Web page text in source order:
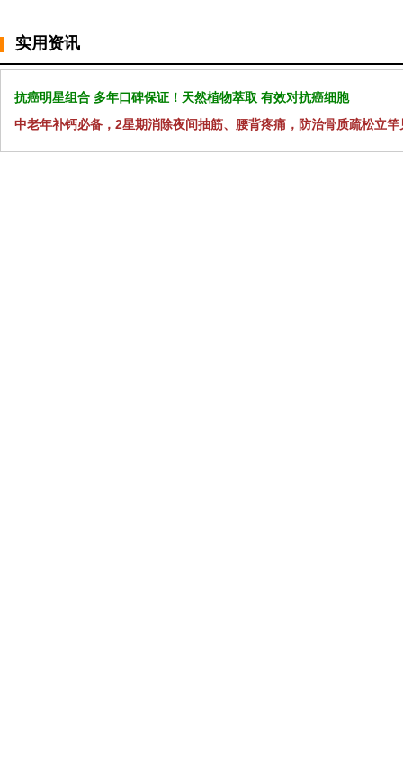
实用资讯
抗癌明星组合 多年口碑保证！天然植物萃取 有效对抗癌细胞
中老年补钙必备，2星期消除夜间抽筋、腰背疼痛，防治骨质疏松立竿